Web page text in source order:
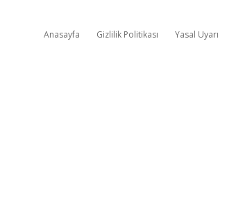
Anasayfa Gizlilik Politikası Yasal Uyarı